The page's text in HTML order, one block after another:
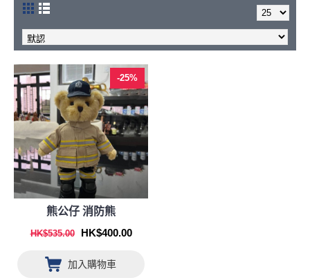
-25%
熊公仔 消防熊
HK$535.00 HK$400.00
加入購物車